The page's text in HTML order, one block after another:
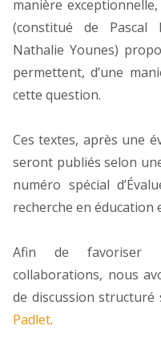
manière
(constitué de Pascal
Nathalie Younes)
permettent, d’une
cette question.
Ces textes, après une
seront publiés selon
numéro spécial
recherche en éducation
Afin de favoriser
collaborations, nous
de discussion
Padlet.